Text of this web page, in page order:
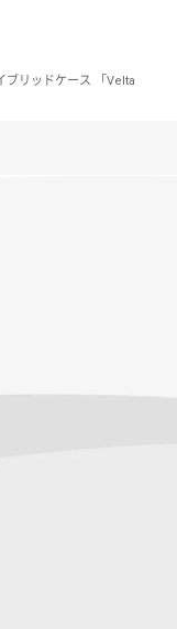
ブリッドケース 「Velta